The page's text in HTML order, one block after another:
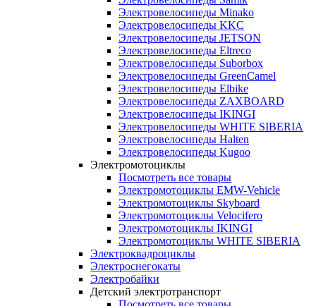
Электровелосипеды Minako
Электровелосипеды KKC
Электровелосипеды JETSON
Электровелосипеды Eltreco
Электровелосипеды Suborbox
Электровелосипеды GreenCamel
Электровелосипеды Elbike
Электровелосипеды ZAXBOARD
Электровелосипеды IKINGI
Электровелосипеды WHITE SIBERIA
Электровелосипеды Halten
Электровелосипеды Kugoo
Электромотоциклы
Посмотреть все товары
Электромотоциклы EMW-Vehicle
Электромотоциклы Skyboard
Электромотоциклы Velocifero
Электромотоциклы IKINGI
Электромотоциклы WHITE SIBERIA
Электроквадроциклы
Электроснегокаты
Электробайки
Детский электротранспорт